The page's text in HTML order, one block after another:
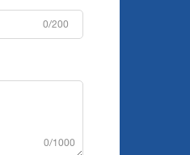
0/200
0/1000